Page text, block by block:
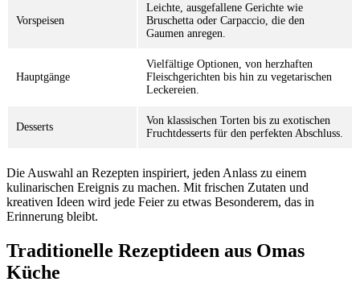
Vorspeisen
Leichte, ausgefallene Gerichte wie
Bruschetta oder Carpaccio, die den
Gaumen anregen.
Hauptgänge
Vielfältige Optionen, von herzhaften
Fleischgerichten bis hin zu vegetarischen
Leckereien.
Desserts
Von klassischen Torten bis zu exotischen
Fruchtdesserts für den perfekten Abschluss.
Die Auswahl an Rezepten inspiriert, jeden Anlass zu einem
kulinarischen Ereignis zu machen. Mit frischen Zutaten und
kreativen Ideen wird jede Feier zu etwas Besonderem, das in
Erinnerung bleibt.
Traditionelle Rezeptideen aus Omas
Küche